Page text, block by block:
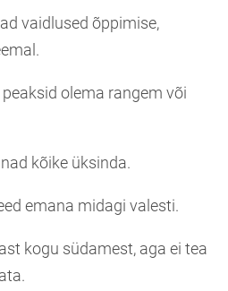
vaidlused õppimise,
olema rangem või
kõike üksinda.
emana midagi valesti.
kogu südamest, aga ei tea